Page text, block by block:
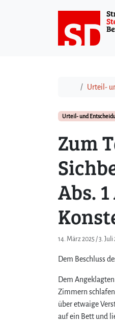
StartUrteil-
Urteil- und
Zum
Abs.
14. März 2025 /3. Juli
Dem Beschluss
Dem
Zimmern
über etwaige
auf ein Bett und